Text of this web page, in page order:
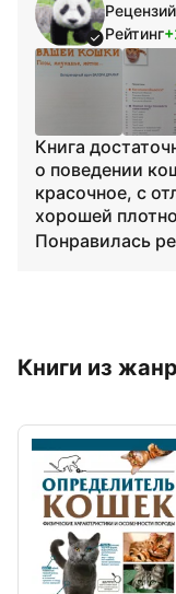
Рецензий
Рейтинг
Книга
о поведении
красочное, с
хорошей
Понравилась
Книги из